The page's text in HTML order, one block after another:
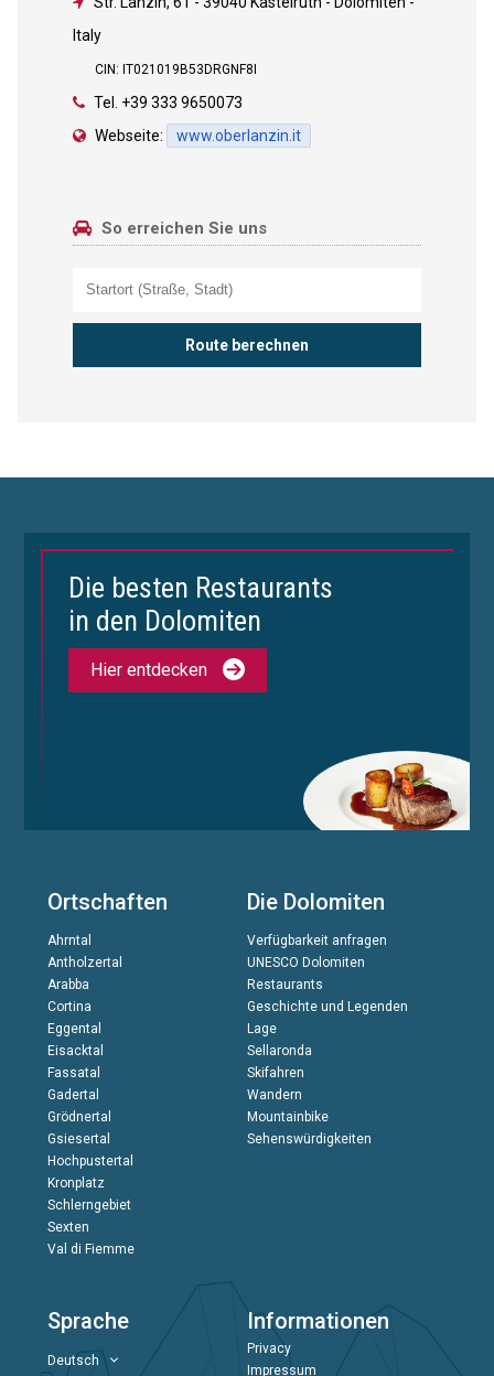
Italy
CIN: IT021019B53DRGNF8I
Tel. +39 333 9650073
Webseite:
www.oberlanzin.it
So erreichen Sie uns
Die besten Restaurants
in den Dolomiten
Hier entdecken
Ortschaften
Ahrntal
Antholzertal
Arabba
Cortina
Eggental
Eisacktal
Fassatal
Gadertal
Grödnertal
Gsiesertal
Hochpustertal
Kronplatz
Schlerngebiet
Sexten
Val di Fiemme
Die Dolomiten
Verfügbarkeit anfragen
UNESCO Dolomiten
Restaurants
Geschichte und Legenden
Lage
Sellaronda
Skifahren
Wandern
Mountainbike
Sehenswürdigkeiten
Sprache
Deutsch
Informationen
Privacy
Impressum